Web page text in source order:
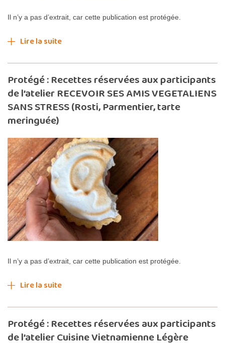
Il n’y a pas d’extrait, car cette publication est protégée.
Lire la suite
Protégé : Recettes réservées aux participants
de l’atelier RECEVOIR SES AMIS VEGETALIENS
SANS STRESS (Rosti, Parmentier, tarte
meringuée)
Il n’y a pas d’extrait, car cette publication est protégée.
Lire la suite
Protégé : Recettes réservées aux participants
de l’atelier Cuisine Vietnamienne Légère